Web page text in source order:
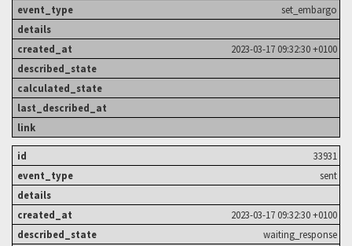
set_embargo
2023-03-17 09:32:30 +0100
33931
sent
2023-03-17 09:32:30 +0100
waiting_response